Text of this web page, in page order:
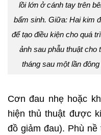
lồi lớn ở cánh tay trên
bẩm sinh. Giữa: Hai kim
để tạo điều kiện cho quá
ảnh sau phẫu thuật cho
tháng sau một lần
Cơn đau nhẹ hoặc
hiện thủ thuật được
đồ giảm đau). Phù